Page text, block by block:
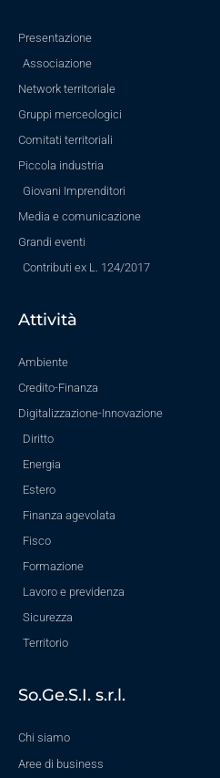
Presentazione
Associazione
Network territoriale
Gruppi merceologici
Comitati territoriali
Piccola industria
Giovani Imprenditori
Media e comunicazione
Grandi eventi
Contributi ex L. 124/2017
Attività
Ambiente
Credito-Finanza
Digitalizzazione-Innovazione
Diritto
Energia
Estero
Finanza agevolata
Fisco
Formazione
Lavoro e previdenza
Sicurezza
Territorio
So.Ge.S.I. s.r.l.
Chi siamo
Aree di business